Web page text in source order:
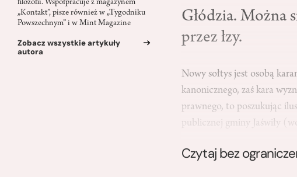
filozofii. Współpracuje z magazynem
„Kontakt”, pisze również w „Tygodniku
Powszechnym” i w Mint Magazine
Zobacz wszystkie artykuły
autora
Głódzia. Można
przez łzy.
Nowy sołtys jest osobą
kanonicznego, zaś kara
prawnego, to poszukując
publicznej gminy Jaświły
Czytaj bez